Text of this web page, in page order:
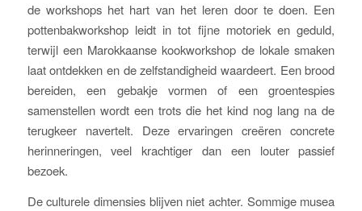
de workshops het hart van het leren door te doen. Een
pottenbakworkshop leidt in tot fijne motoriek en geduld,
terwijl een Marokkaanse kookworkshop de lokale smaken
laat ontdekken en de zelfstandigheid waardeert. Een brood
bereiden, een gebakje vormen of een groentespies
samenstellen wordt een trots die het kind nog lang na de
terugkeer navertelt. Deze ervaringen creëren concrete
herinneringen, veel krachtiger dan een louter passief
bezoek.
De culturele dimensies blijven niet achter. Sommige musea